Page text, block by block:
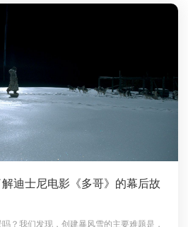
迪士尼电影《多哥》的幕后故
？我们发现，创建暴风雪的主要难题是，